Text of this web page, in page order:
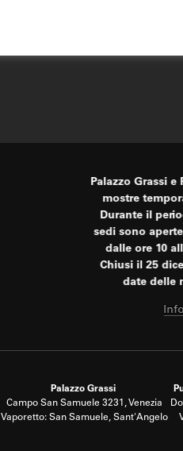
Palazzo Grassi
mostre
Durante il
sedi sono
dalle ore 10
Chiusi il 25
date delle
Palazzo Grassi
Campo San Samuele 3231, Venezia
Vaporetto: San Samuele, Sant'Angelo